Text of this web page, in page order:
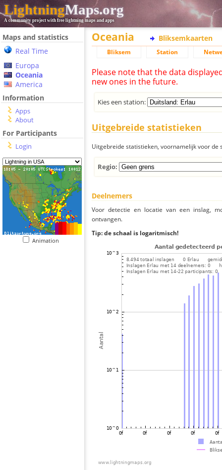
LightningMaps.org
A community project with free lightning maps and apps
Maps and statistics
Real Time
Europa
Oceania
America
Information
Apps
About
For Participants
Login
Animation
Oceania Bliksemkaarten
Bliksem Station
Please note that the data
new ones in the future.
Kies een station:
Uitgebreide statistieken
Uitgebreide statistieken, voornamelijk voor de
Regio:
Deelnemers
Voor detectie en locatie van een inslag,
ontvangen.
Tip: de schaal is logaritmisch!